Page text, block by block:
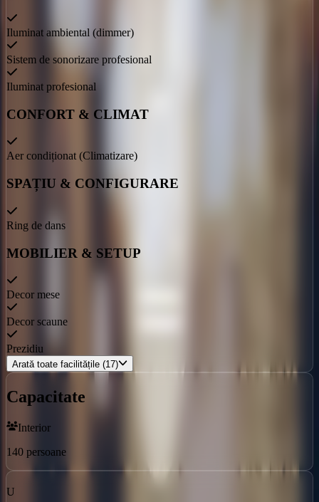
Iluminat ambiental (dimmer)
Sistem de sonorizare profesional
Iluminat profesional
CONFORT & CLIMAT
Aer condiționat (Climatizare)
SPAȚIU & CONFIGURARE
Ring de dans
MOBILIER & SETUP
Decor mese
Decor scaune
Prezidiu
Arată toate facilitățile (17)
Capacitate
Interior
140 persoane
U